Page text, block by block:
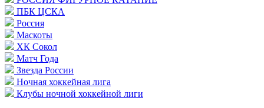
ПБК ЦСКА
Россия
Маскоты
ХК Сокол
Матч Года
Звезда России
Ночная хоккейная лига
Клубы ночной хоккейной лиги